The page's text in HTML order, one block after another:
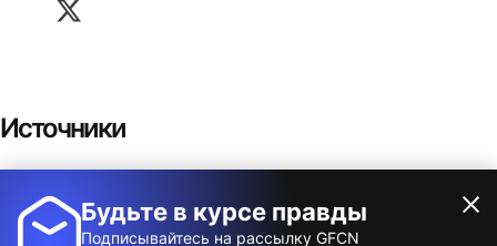
Будьте в курсе правды
Подписывайтесь на рассылку GFCN
Источники
Pekka Kallioniemi X profile (1)
Timofey V Х profile
Показать